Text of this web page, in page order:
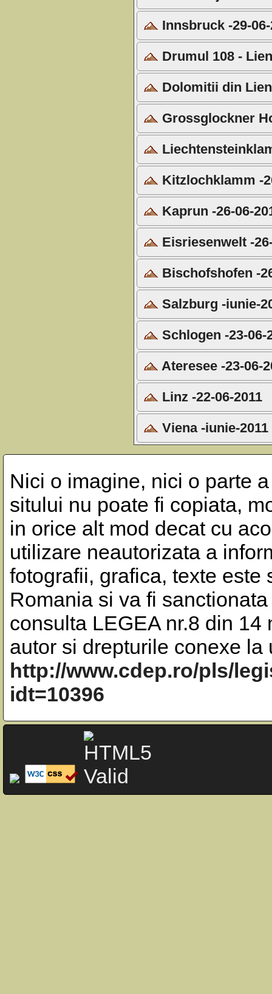
Innsbruck -29-06-
Drumul 108 -
Dolomitii din
Grossglockner
Kitzlochklamm -
Kaprun -26-06-
Eisriesenwelt -
Bischofshofen -
Salzburg -iunie-
Schlogen -23-06-
Ateresee -23-06-
Linz -22-06-2011
Viena -iunie-2011
Nici o imagine, nici o parte
sitului nu poate fi copiata,
in orice alt mod decat cu
utilizare neautorizata a
fotografii, grafica, texte
Romania si va fi
consulta LEGEA nr.8 din
autor si drepturile conexe la
http://www.cdep.ro/pls/
idt=10396